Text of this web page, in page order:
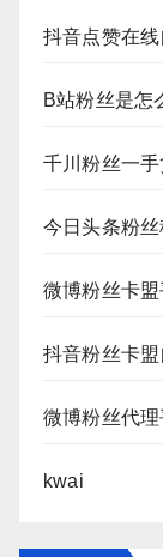
抖音点赞在线
B站粉丝是怎
千川粉丝一
今日头条粉
微博粉丝卡盟
抖音粉丝卡盟
微博粉丝代理
kwai